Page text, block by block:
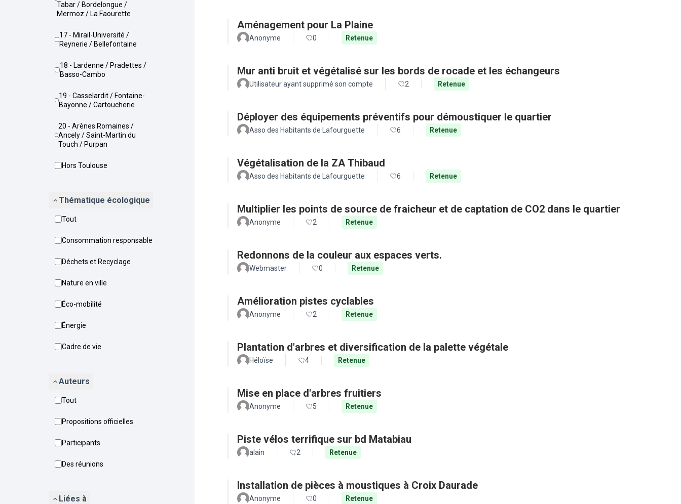
Tabar / Bordelongue /
Mermoz / La Faourette
17 - Mirail-Université /
Reynerie / Bellefontaine
18 - Lardenne / Pradettes /
Basso-Cambo
19 - Casselardit / Fontaine-
Bayonne / Cartoucherie
20 - Arènes Romaines /
Ancely / Saint-Martin du
Touch / Purpan
Hors Toulouse
Thématique écologique
Tout
Consommation responsable
Déchets et Recyclage
Nature en ville
Éco-mobilité
Énergie
Cadre de vie
Auteurs
Tout
Propositions officielles
Participants
Des réunions
Liées à
Aménagement pour La Plaine
Anonyme 0 Retenue
Mur anti bruit et végétalisé sur les bords de rocade et les échangeurs
Utilisateur ayant supprimé son compte 2 Retenue
Déployer des équipements préventifs pour démoustiquer le quartier
Asso des Habitants de Lafourguette 6 Retenue
Végétalisation de la ZA Thibaud
Asso des Habitants de Lafourguette 6 Retenue
Multiplier les points de source de fraicheur et de captation de CO2 dans le quartier
Anonyme 2 Retenue
Redonnons de la couleur aux espaces verts.
Webmaster 0 Retenue
Amélioration pistes cyclables
Anonyme 2 Retenue
Plantation d'arbres et diversification de la palette végétale
Héloïse 4 Retenue
Mise en place d'arbres fruitiers
Anonyme 5 Retenue
Piste vélos terrifique sur bd Matabiau
alain 2 Retenue
Installation de pièces à moustiques à Croix Daurade
Anonyme 0 Retenue